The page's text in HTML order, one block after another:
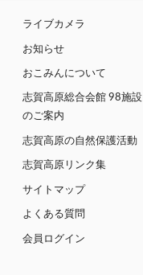
ライブカメラ
お知らせ
おこみんについて
志賀高原総合会館 98施設
のご案内
志賀高原の自然保護活動
志賀高原リンク集
サイトマップ
よくある質問
会員ログイン